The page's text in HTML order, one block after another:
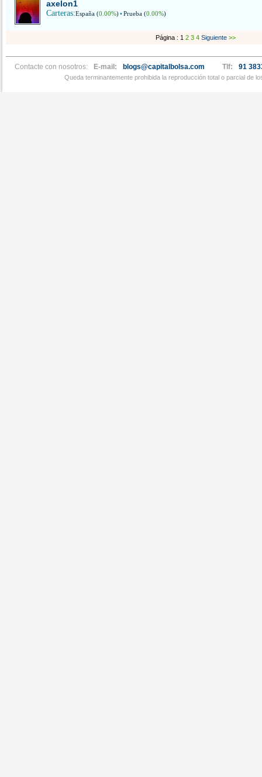
axelon1
Carteras:España (0.00%)•Prueba (0.00%)
Página : 1234Siguiente>>
Contacte con nosotros: E-mail: blogs@capitalbolsa.com Tlf: 91
Queda terminantemente prohibida la reproducción total o parcial de